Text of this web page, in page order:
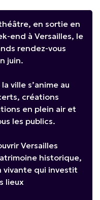
en sortie en
end à Versailles, le
rendez-vous
juin.
ville s’anime au
créations
en plein air et
les publics.
Versailles
historique,
vivante qui investit
lieux